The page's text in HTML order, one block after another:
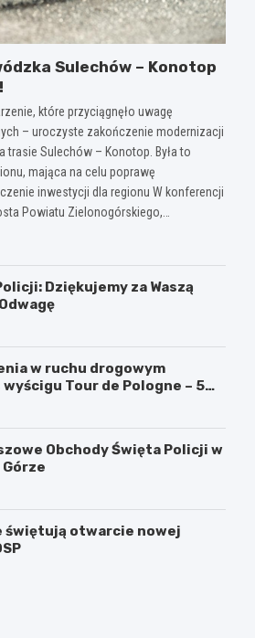
Sulechów – Konotop
które przyciągnęło uwagę
– uroczyste zakończenie modernizacji
trasie Sulechów – Konotop. Była to
mająca na celu poprawę
inwestycji dla regionu W konferencji
Powiatu Zielonogórskiego,…
Dziękujemy za Waszą
w ruchu drogowym
Tour de Pologne – 5
Obchody Święta Policji w
świętują otwarcie nowej